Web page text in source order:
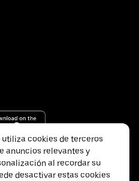
utiliza cookies de terceros
anuncios relevantes y
al recordar su
desactivar estas cookies